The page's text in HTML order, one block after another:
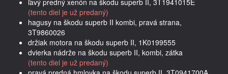
(tento diel je už predaný)
hagusy na škodu superb II kombi, pravá strana,
3T9860026
držiak motora na škodu superb II, 1K0199555
dvierka nádrže na škodu superb II, kombi, zátka
(tento diel je už predaný)